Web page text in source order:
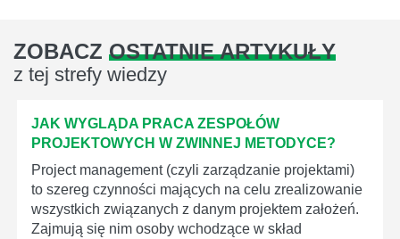
ZOBACZ OSTATNIE ARTYKUŁY
z tej strefy wiedzy
JAK WYGLĄDA PRACA ZESPOŁÓW
PROJEKTOWYCH W ZWINNEJ METODYCE?
Project management (czyli zarządzanie projektami)
to szereg czynności mających na celu zrealizowanie
wszystkich związanych z danym projektem założeń.
Zajmują się nim osoby wchodzące w skład